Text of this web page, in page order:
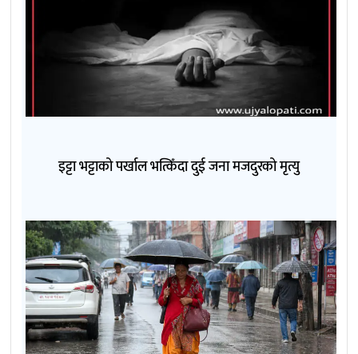
इट्टा भट्टाको पर्खाल भत्किँदा दुई जना मजदुरको मृत्यु